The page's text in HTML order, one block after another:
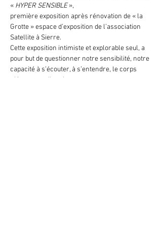
« HYPER SENSIBLE »,
première exposition après rénovation de « la
Grotte » espace d’exposition de l’association
Satellite à Sierre.
Cette exposition intimiste et explorable seul, a
pour but de questionner notre sensibilité, notre
capacité à s’écouter, à s’entendre, le corps
n’étant pas silencieux.